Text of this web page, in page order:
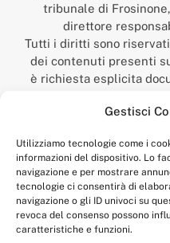
Gestisci
Utilizziamo tecnologie come i
informazioni del dispositivo. Lo
navigazione e per mostrare
tecnologie ci consentirà di
navigazione o gli ID univoci su
revoca del consenso possono
caratteristiche e funzioni.
tribunale di
direttore
Tutti i diritti sono
dei contenuti presenti
è richiesta esplicita
“Anagnia” è un marchio
num. registrazione:
Per contatti: